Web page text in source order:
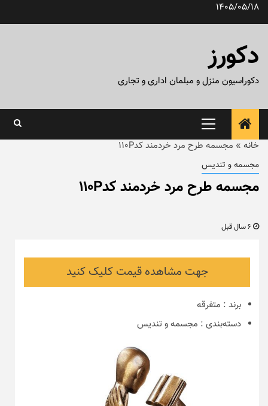
پرش1405/05/18
دکورز
دکوراسیون منزل و مبلمان اداری و تجاری
منوی
اصلی
خانه » مجسمه طرح مرد خردمند کد۱۱۰P
مجسمه و تندیس
مجسمه طرح مرد خردمند کد۱۱۰P
جهت مشاهده قیمت کلیک کنید
برند : متفرقه
دسته‌بندی : مجسمه و تندیس